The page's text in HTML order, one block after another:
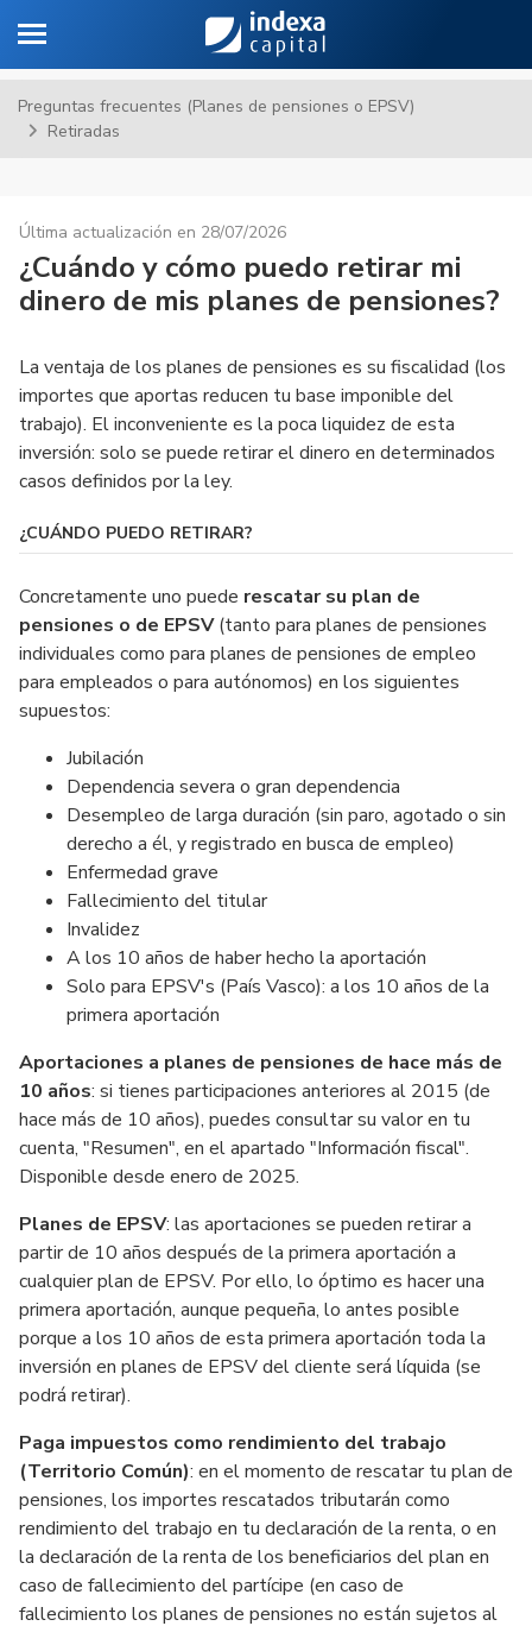
Toggle navigation
Preguntas frecuentes (Planes de pensiones o EPSV)
Retiradas
Última actualización en 28/07/2026
¿Cuándo y cómo puedo retirar mi
dinero de mis planes de pensiones?
La ventaja de los planes de pensiones es su fiscalidad (los
importes que aportas reducen tu base imponible del
trabajo). El inconveniente es la poca liquidez de esta
inversión: solo se puede retirar el dinero en determinados
casos definidos por la ley.
¿CUÁNDO PUEDO RETIRAR?
Concretamente uno puede rescatar su plan de
pensiones o de EPSV(tanto para planes de pensiones
individuales como para planes de pensiones de empleo
para empleados o para autónomos) en los siguientes
supuestos:
Jubilación
Dependencia severa o gran dependencia
Desempleo de larga duración (sin paro, agotado o sin
derecho a él, y registrado en busca de empleo)
Enfermedad grave
Fallecimiento del titular
Invalidez
A los 10 años de haber hecho la aportación
Solo para EPSV's (País Vasco): a los 10 años de la
primera aportación
Aportaciones a planes de pensiones de hace más de
10 años: si tienes participaciones anteriores al 2015 (de
hace más de 10 años), puedes consultar su valor en tu
cuenta, "Resumen", en el apartado "Información fiscal".
Disponible desde enero de 2025.
Planes de EPSV: las aportaciones se pueden retirar a
partir de 10 años después de la primera aportación a
cualquier plan de EPSV. Por ello, lo óptimo es hacer una
primera aportación, aunque pequeña, lo antes posible
porque a los 10 años de esta primera aportación toda la
inversión en planes de EPSV del cliente será líquida (se
podrá retirar).
Paga impuestos como rendimiento del trabajo
(Territorio Común): en el momento de rescatar tu plan de
pensiones, los importes rescatados tributarán como
rendimiento del trabajo en tu declaración de la renta, o en
la declaración de la renta de los beneficiarios del plan en
caso de fallecimiento del partícipe (en caso de
fallecimiento los planes de pensiones no están sujetos al